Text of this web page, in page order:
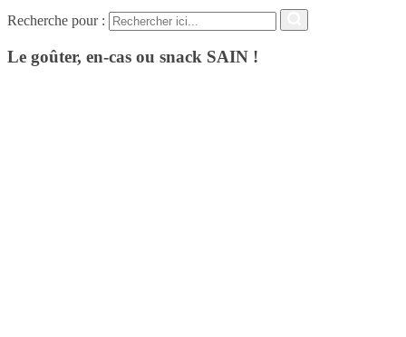
Recherche pour :
Le goûter, en-cas ou snack SAIN !